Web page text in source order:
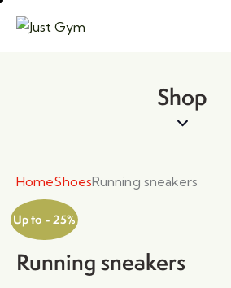
Shop
HomeShoesRunning sneakers
Up to - 25%
Running sneakers